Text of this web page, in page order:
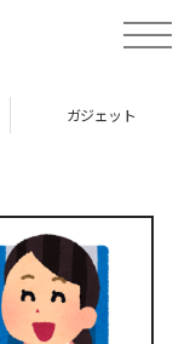
toggle
ガジェット